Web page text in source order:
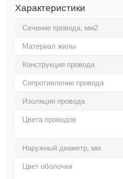
Характеристики
Сечение провода, мм2
Материал жилы
Конструкция провода
Сопротивление провода
Изоляция провода
Цвета проводов
Наружный диаметр, мм
Цвет оболочки